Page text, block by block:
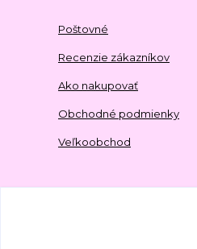
Poštovné
Recenzie zákazníkov
Ako nakupovať
Obchodné podmienky
Veľkoobchod